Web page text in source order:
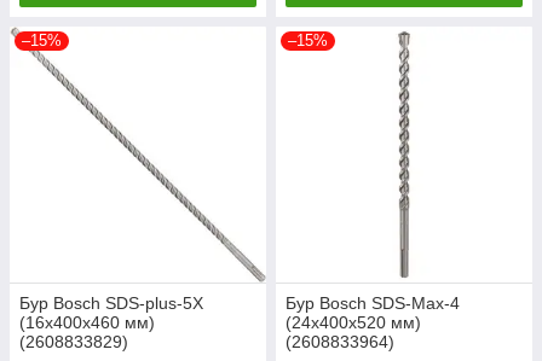
–15%
Бур Bosch SDS-plus-5X
(16x400x460 мм)
(2608833829)
–15%
Бур Bosch SDS-Max-4
(24х400х520 мм)
(2608833964)